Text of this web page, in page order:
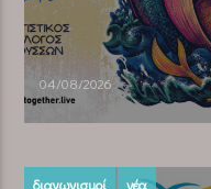
04/08/2026
διαγωνισμοί νέα